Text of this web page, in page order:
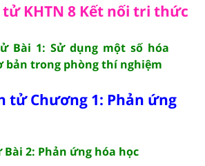
tử KHTN 8 Kết nối tri thức
Bài 1: Sử dụng một số hóa
bản trong phòng thí nghiệm
tử Chương 1: Phản ứng
2: Phản ứng hóa học